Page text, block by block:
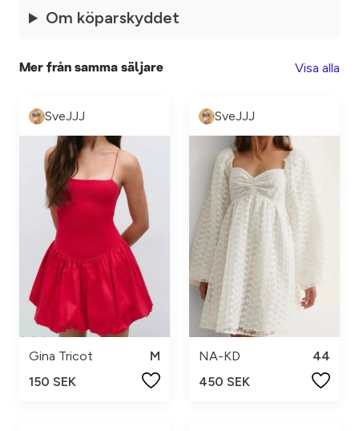
Om köparskyddet
Mer från samma säljare Visa alla
SveJJJ
Gina Tricot
M
150 SEK
SveJJJ
NA-KD
44
450 SEK